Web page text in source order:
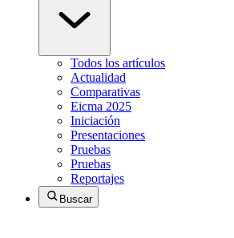
Todos los artículos
Actualidad
Comparativas
Eicma 2025
Iniciación
Presentaciones
Pruebas
Pruebas
Reportajes
Buscar